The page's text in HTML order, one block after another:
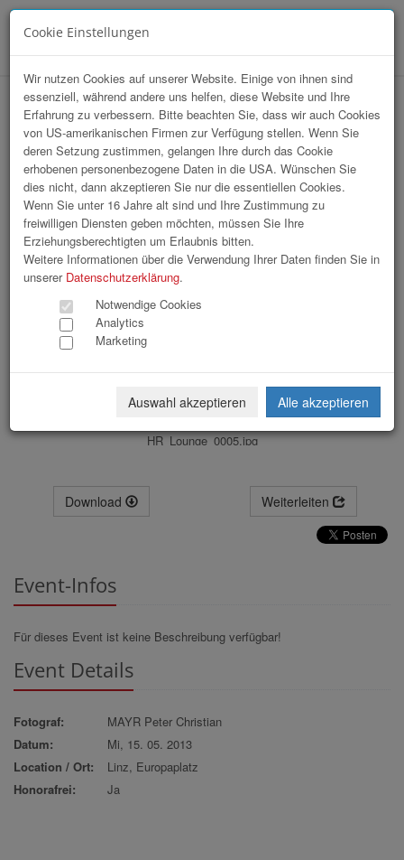
hr-lounge Mitte zu Gast beim AMS OÖ
HR_Lounge_0005.jpg
Download Weiterleiten
Event-Infos
Für dieses Event ist keine Beschreibung verfügbar!
Event Details
Fotograf:
MAYR Peter Christian
Datum:
Mi, 15. 05. 2013
Location / Ort:
Linz, Europaplatz
Honorafrei:
Ja
Cookie Einstellungen
Wir nutzen Cookies auf unserer Website. Einige von ihnen sind
essenziell, während andere uns helfen, diese Website und Ihre
Erfahrung zu verbessern. Bitte beachten Sie, dass wir auch Cookies
von US-amerikanischen Firmen zur Verfügung stellen. Wenn Sie
deren Setzung zustimmen, gelangen Ihre durch das Cookie
erhobenen personenbezogene Daten in die USA. Wünschen Sie
dies nicht, dann akzeptieren Sie nur die essentiellen Cookies.
Wenn Sie unter 16 Jahre alt sind und Ihre Zustimmung zu
freiwilligen Diensten geben möchten, müssen Sie Ihre
Erziehungsberechtigten um Erlaubnis bitten.
Weitere Informationen über die Verwendung Ihrer Daten finden Sie in
unserer Datenschutzerklärung.
Notwendige Cookies
Analytics
Marketing
Auswahl akzeptieren Alle akzeptieren